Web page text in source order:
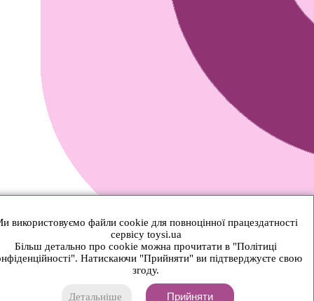
використовуємо файли cookie для повноцінної працездатності
сервісу toysi.ua
Більш детально про cookie можна прочитати в "Політиці
Натискаючи "Прийняти" ви підтверджуєте свою
згоду.
Детальніше Прийняти